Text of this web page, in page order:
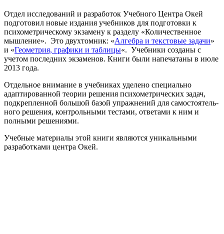
Отдел исследований и разработок Учебного Центра Окей
подготовил новые издания учебников для подготовки к
психометрическому экзамену к разделу «Количественное
мышление». Это двухтомник: «Алгебра и текстовые задачи»
и «Геометрия, графики и таблицы«. Учебники созданы с
учетом последних экзаменов. Книги были напечатаны в июле
2013 года.
Отдельное внимание в учебниках уделено специально
адаптированной теории ре­шения психометрических задач,
подкрепленной большой базой упражнений для самос­тоятель­
ного решения, контрольными тестами, ответами к ним и
полными решениями.
Учебные материалы этой книги являются уникальными
разработками центра Окей.